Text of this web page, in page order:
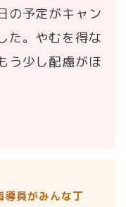
の予定がキャン
た。やむを得な
う少し配慮がほ
導員がみんな丁